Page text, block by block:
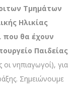
Τμημάτων
Ηλικίας
που θα έχουν
Παιδείας
οι νηπιαγωγοί), για
Σημειώνουμε